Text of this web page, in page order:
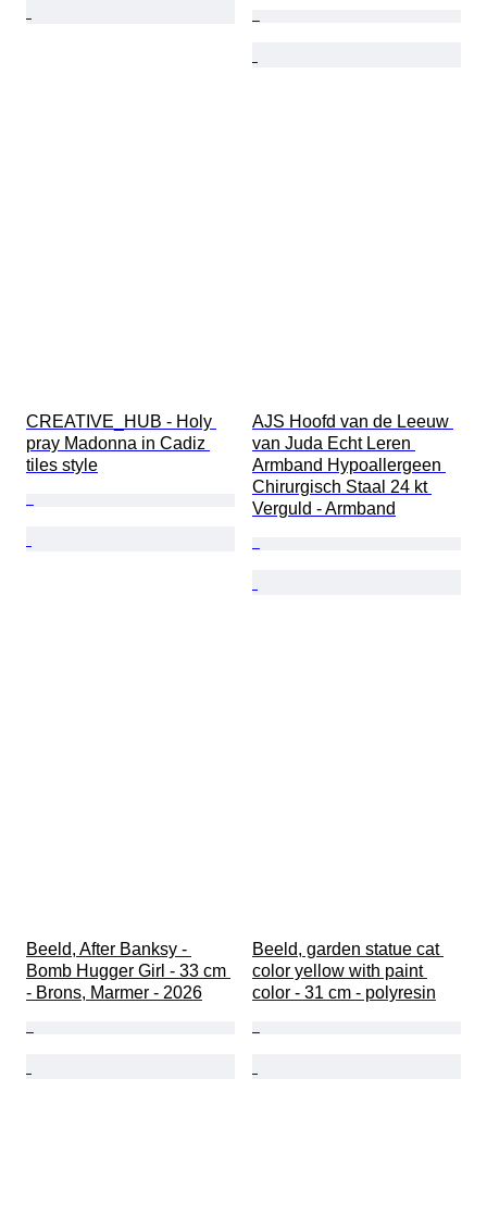
CREATIVE_HUB - Holy
pray Madonna in Cadiz
tiles style
AJS Hoofd van de Leeuw
van Juda Echt Leren
Armband Hypoallergeen
Chirurgisch Staal 24 kt
Verguld - Armband
Beeld, After Banksy -
Bomb Hugger Girl - 33 cm
- Brons, Marmer - 2026
Beeld, garden statue cat
color yellow with paint
color - 31 cm - polyresin